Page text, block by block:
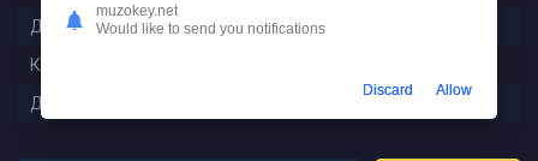
Длительность:
2:44
Качество:
Дата релиза:
muzokey.net
Would like to send you notifications
Discard Allow